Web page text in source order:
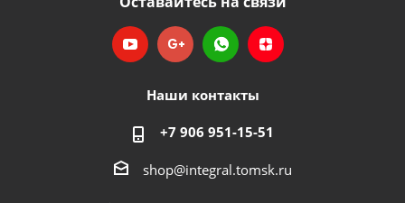
Наши контакты
+7 906 951-15-51
shop@integral.tomsk.ru